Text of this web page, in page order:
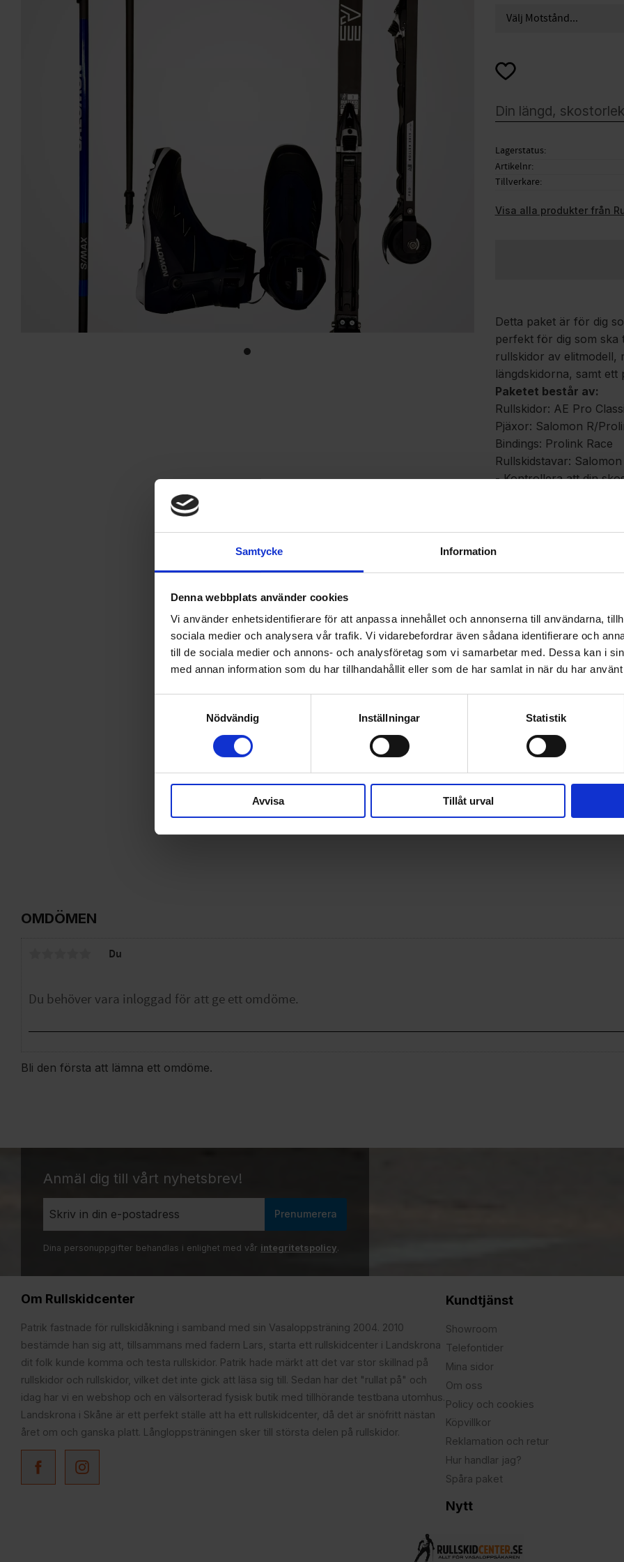
Samtycke Information
Denna webbplats använder cookies
Vi använder enhetsidentifierare för att anpassa innehållet och annonserna till användarna,
sociala medier och analysera vår trafik. Vi vidarebefordrar även sådana identifierare och
till de sociala medier och annons- och analysföretag som vi samarbetar med. Dessa kan i
med annan information som du har tillhandahållit eller som de har samlat in när du har
Nödvändig
Inställningar Statistik
Avvisa Tillåt urval
Lägg till i favoriter
Lagerstatus
Artikelnr
Tillverkare
Visa alla produkter från
Detta paket är för dig
perfekt för dig som ska
rullskidor av elitmodell,
längdskidorna, samt
Paketet består av:
Rullskidor: AE Pro
Pjäxor: Salomon R/
Bindings: Prolink Race
Rullskidstavar:
- Kontrollera att din
(om den är
- Uppge din längd, din
beställningen.
- Vi återkopplar med
- Som rullmotstånd
Vet du med dig att du
motstånd, men oftast
Bygg ditt eget
Vill du hellre plocka
etc, så använder du
Gå igenom
CHECKLISTA -
OMDÖMEN
Du
Bli den första att lämna ett omdöme.
Anmäl dig till vårt nyhetsbrev!
Prenumerera
Dina personuppgifter behandlas i enlighet med vår integritetspolicy.
Om Rullskidcenter
Patrik fastnade för rullskidåkning i samband med sin Vasaloppsträning 2004. 2010
bestämde han sig att, tillsammans med fadern Lars, starta ett rullskidcenter i Landskrona
dit folk kunde komma och testa rullskidor. Patrik hade märkt att det var stor skillnad på
rullskidor och rullskidor, vilket det inte gick att läsa sig till. Sedan har det "rullat på" och
idag har vi en webshop och en välsorterad fysisk butik med tillhörande testbana utomhus.
Landskrona i Skåne är ett perfekt ställe att ha ett rullskidcenter, då det är snöfritt nästan
året om och ganska platt. Långloppsträningen sker till största delen på rullskidor.
Kundtjänst
Showroom
Telefontider
Mina sidor
Om oss
Policy och cookies
Köpvillkor
Reklamation och retur
Hur handlar jag?
Spåra paket
Nytt